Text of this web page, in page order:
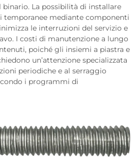
La possibilità di installare
temporanee mediante componenti
le interruzioni del servizio e
I costi di manutenzione a lungo
poiché gli insiemi a piastra e
un’attenzione specializzata
periodiche e al serraggio
i programmi di